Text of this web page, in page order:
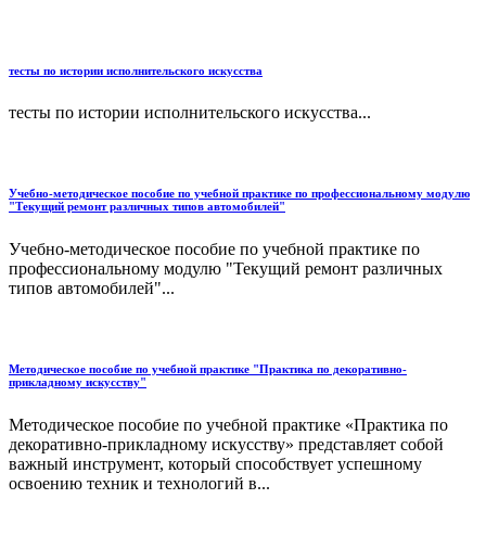
тесты по истории исполнительского искусства
тесты по истории исполнительского искусства...
Учебно-методическое пособие по учебной практике по профессиональному модулю
"Текущий ремонт различных типов автомобилей"
Учебно-методическое пособие по учебной практике по
профессиональному модулю "Текущий ремонт различных
типов автомобилей"...
Методическое пособие по учебной практике "Практика по декоративно-
прикладному искусству"
Методическое пособие по учебной практике «Практика по
декоративно-прикладному искусству» представляет собой
важный инструмент, который способствует успешному
освоению техник и технологий в...